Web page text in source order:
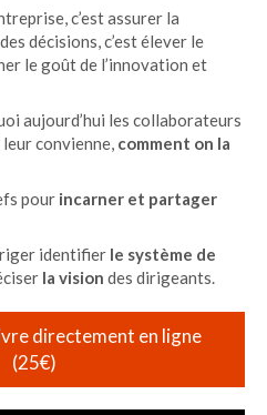
c’est assurer la
décisions, c’est élever le
le goût de l’innovation et
aujourd’hui les collaborateurs
convienne, comment on la
pour incarner et partager
identifier le système de
la vision des dirigeants.
directement en ligne
(25€)